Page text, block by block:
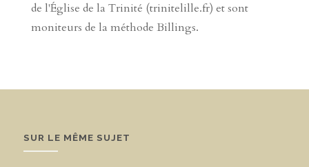
de l'Église de la Trinité (trinitelille.fr) et sont
moniteurs de la méthode Billings.
SUR LE MÊME SUJET